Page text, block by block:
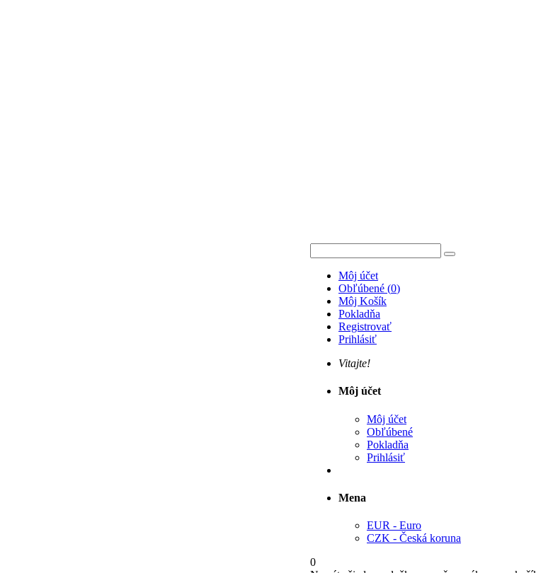
Môj účet
Obľúbené (0)
Môj Košík
Pokladňa
Registrovať
Prihlásiť
Vitajte!
Môj účet
Môj účet
Obľúbené
Pokladňa
Prihlásiť
Mena
EUR - Euro
CZK - Česká koruna
0